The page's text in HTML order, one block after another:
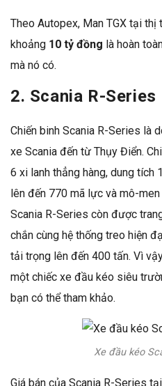
Theo Autopex, Man TGX tại
khoảng 10 tỷ đồng là hoàn
mà nó có.
2. Scania R-Series
Chiến binh Scania R-Series là
xe Scania đến từ Thụy Điển.
6 xi lanh thẳng hàng, dung tích
lên đến 770 mã lực và mô-
Scania R-Series còn được
chắn cùng hệ thống treo hiện
tải trọng lên đến 400 tấn. Vì
một chiếc xe đầu kéo siêu
bạn có thể tham khảo.
Xe đầu kéo
Giá bán của Scania R-Series